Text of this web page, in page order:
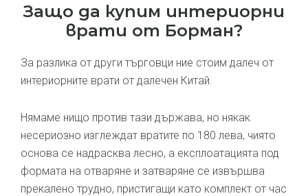
Защо да купим интериорни
врати от Борман?
За разлика от други търговци ние стоим далеч от
интериорните врати от далечен Китай.
Нямаме нищо против тази държава, но някак
несериозно изглеждат вратите по 180 лева, чиято
основа се надрасква лесно, а експлоатацията под
формата на отваряне и затваряне се извършва
прекалено трудно, пристигащи като комплект от час